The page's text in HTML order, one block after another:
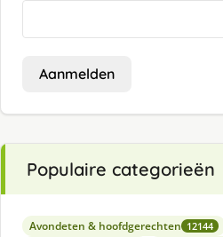
Aanmelden
Populaire categorieën
Avondeten & hoofdgerechten 12144